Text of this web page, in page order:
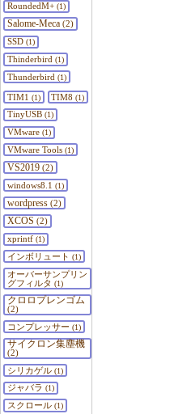
RoundedM+(1)
Salome-Meca (2)
SSD(1)
Thinderbird (1)
Thunderbird (1)
TIM1 (1) TIM8 (1)
TinyUSB(1)
VMware(1)
VMware Tools(1)
VS2019 (2)
windows8.1 (1)
wordpress (2)
XCOS (2)
xprintf(1)
インボリュート (1)
オーバーサンプリン
グフィルタ (1)
クロロプレンゴム
(2)
コンプレッサー (1)
サイクロン集塵機
(2)
シリカゲル(1)
ジャバラ (1)
スクロール(1)